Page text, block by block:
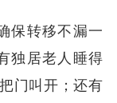
保转移不漏一
独居老人睡得
门叫开；还有